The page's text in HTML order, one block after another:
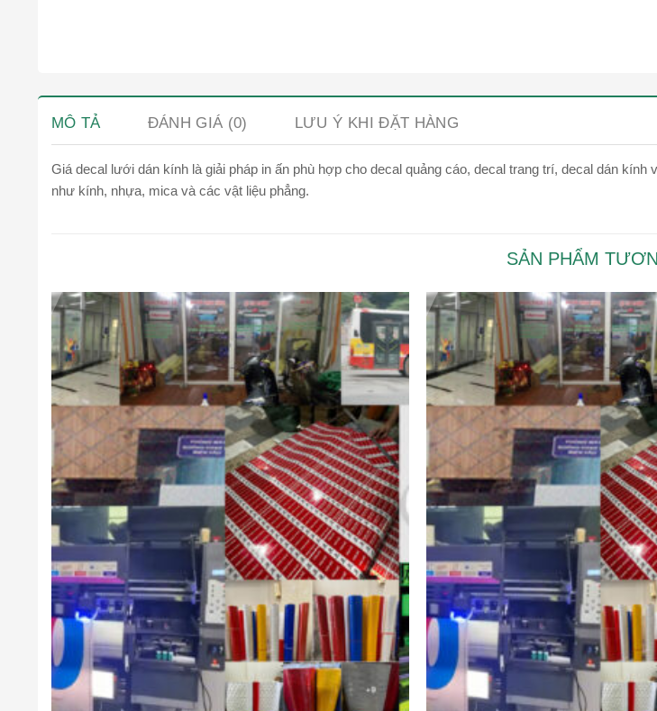
MÔ TẢ ĐÁNH GIÁ (0) LƯU Ý KHI ĐẶT HÀNG
Giá decal lưới dán kính là giải pháp in ấn phù hợp cho decal quảng cáo, decal trang trí, decal dán
như kính, nhựa, mica và các vật liệu phẳng.
SẢN PHẨM